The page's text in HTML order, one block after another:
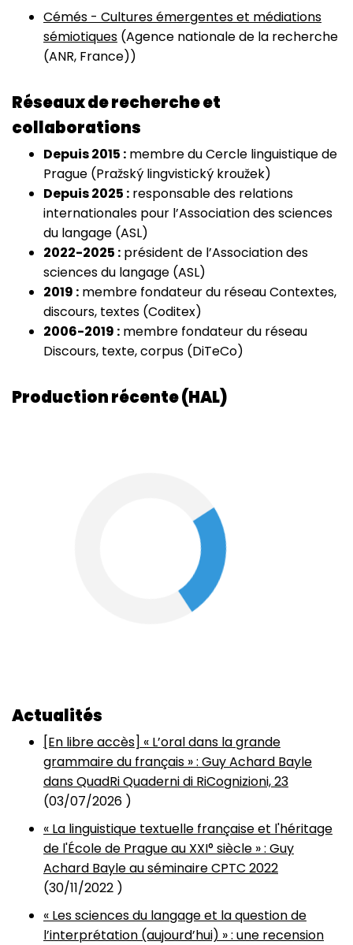
Cémés - Cultures émergentes et médiations
sémiotiques (Agence nationale de la recherche
(ANR, France))
Réseaux de recherche et
collaborations
Depuis 2015 : membre du Cercle linguistique de
Prague (Pražský lingvistický kroužek)
Depuis 2025 : responsable des relations
internationales pour l’Association des sciences
du langage (ASL)
2022-2025 : président de l’Association des
sciences du langage (ASL)
2019 : membre fondateur du réseau Contextes,
discours, textes (Coditex)
2006-2019 : membre fondateur du réseau
Discours, texte, corpus (DiTeCo)
Production récente (HAL)
Actualités
[En libre accès] « L’oral dans la grande
grammaire du français » : Guy Achard Bayle
dans QuadRi Quaderni di RiCognizioni, 23
(03/07/2026 )
« La linguistique textuelle française et l'héritage
de l'École de Prague au XXI° siècle » : Guy
Achard Bayle au séminaire CPTC 2022
(30/11/2022 )
« Les sciences du langage et la question de
l’interprétation (aujourd’hui) » : une recension